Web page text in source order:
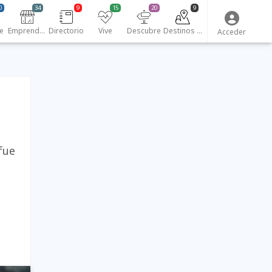
Emprendedores
34
Directorio
9
Vive
15
Descubre
20
Destinos turísticos
9
Acceder